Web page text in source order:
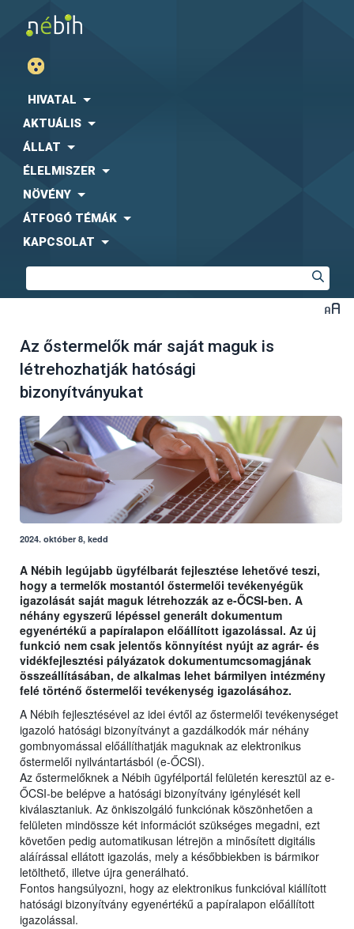
HIVATAL
AKTUÁLIS
ÁLLAT
ÉLELMISZER
NÖVÉNY
ÁTFOGÓ TÉMÁK
KAPCSOLAT
Az őstermelők már saját maguk is
létrehozhatják hatósági
bizonyítványukat
2024. október 8, kedd
A Nébih legújabb ügyfélbarát fejlesztése lehetővé teszi,
hogy a termelők mostantól őstermelői tevékenyégük
igazolását saját maguk létrehozzák az e-ŐCSI-ben. A
néhány egyszerű lépéssel generált dokumentum
egyenértékű a papíralapon előállított igazolással. Az új
funkció nem csak jelentős könnyítést nyújt az agrár- és
vidékfejlesztési pályázatok dokumentumcsomagjának
összeállításában, de alkalmas lehet bármilyen intézmény
felé történő őstermelői tevékenység igazolásához.
A Nébih fejlesztésével az idei évtől az őstermelői tevékenységet
igazoló hatósági bizonyítványt a gazdálkodók már néhány
gombnyomással előállíthatják maguknak az elektronikus
őstermelői nyilvántartásból (e-ŐCSI).
Az őstermelőknek a Nébih ügyfélportál felületén keresztül az e-
ŐCSI-be belépve a hatósági bizonyítvány igénylését kell
kiválasztaniuk. Az önkiszolgáló funkciónak köszönhetően a
felületen mindössze két információt szükséges megadni, ezt
követően pedig automatikusan létrejön a minősített digitális
aláírással ellátott igazolás, mely a későbbiekben is bármikor
letölthető, illetve újra generálható.
Fontos hangsúlyozni, hogy az elektronikus funkcióval kiállított
hatósági bizonyítvány egyenértékű a papíralapon előállított
igazolással.